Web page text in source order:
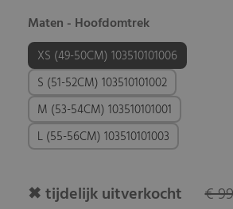
Maten - Hoofdomtrek
XS (49-50CM) 103510101006
S (51-52CM) 103510101002
M (53-54CM) 103510101001
L (55-56CM) 103510101003
✖ tijdelijk uitverkocht €